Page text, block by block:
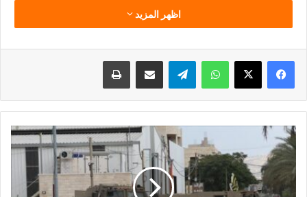
تشغيل محطتي الطاقة النووية “يجاشيدوري” و”أوناجاوا”، أنه لم يتم
رصد أي خلل.
اظهر المزيد
فيسبوك ‫X واتساب تيلقرام مشاركة عبر البريد طباعة
اقتحام
إسرائيلي
جديد:
قوات
الاحتلال